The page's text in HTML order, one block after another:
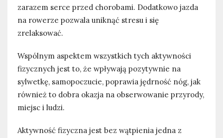
zarazem serce przed chorobami. Dodatkowo jazda
na rowerze pozwala uniknąć stresu i się
zrelaksować.
Wspólnym aspektem wszystkich tych aktywności
fizycznych jest to, że wpływają pozytywnie na
sylwetkę, samopoczucie, poprawia jędrność nóg, jak
również to dobra okazja na obserwowanie przyrody,
miejsc i ludzi.
Aktywność fizyczna jest bez wątpienia jedna z